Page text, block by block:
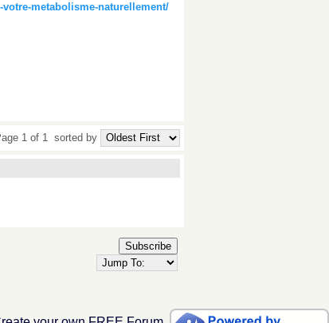
metabolisme-naturellement/
1 of 1 sorted by
Subscribe